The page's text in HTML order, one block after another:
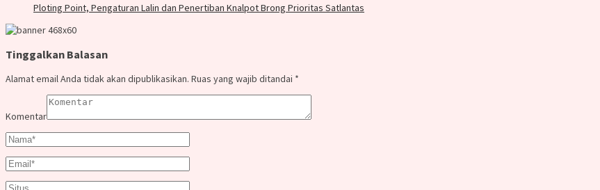
Ploting Point, Pengaturan Lalin dan Penertiban Knalpot Brong Prioritas Satlantas
Tinggalkan Balasan
Alamat email Anda tidak akan dipublikasikan. Ruas yang wajib ditandai *
Komentar